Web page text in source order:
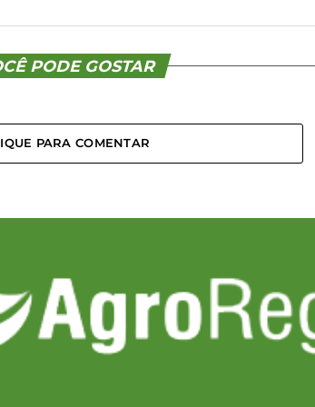
PODE GOSTAR
PARA COMENTAR